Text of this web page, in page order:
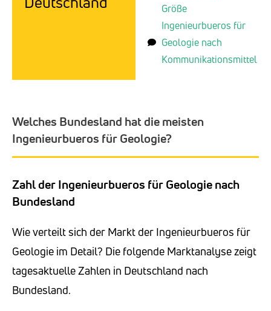
Größe
Ingenieurbueros für
Geologie nach
Kommunikationsmittel
Welches Bundesland hat die meisten
Ingenieurbueros für Geologie?
Zahl der Ingenieurbueros für Geologie nach
Bundesland
Wie verteilt sich der Markt der Ingenieurbueros für
Geologie im Detail? Die folgende Marktanalyse zeigt
tagesaktuelle Zahlen in Deutschland nach
Bundesland.